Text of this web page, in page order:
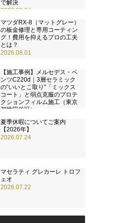
で解決
2026.08.04
マツダRX-8（マットグレー）
の板金修理と専用コーティン
グ！費用を抑えるプロの工夫
とは？
2026.08.01
【施工事例】メルセデス・ベ
ンツC220d｜3層セラミック
の“いいとこ取り”「ミックス
コート」と弱点克服のプロテ
クションフィルム施工（東京
都世田谷区）
夏季休暇についてご案内
【2026年】
2026.07.24
マセラティ グレカーレ トロフ
ェオ
2026.07.22